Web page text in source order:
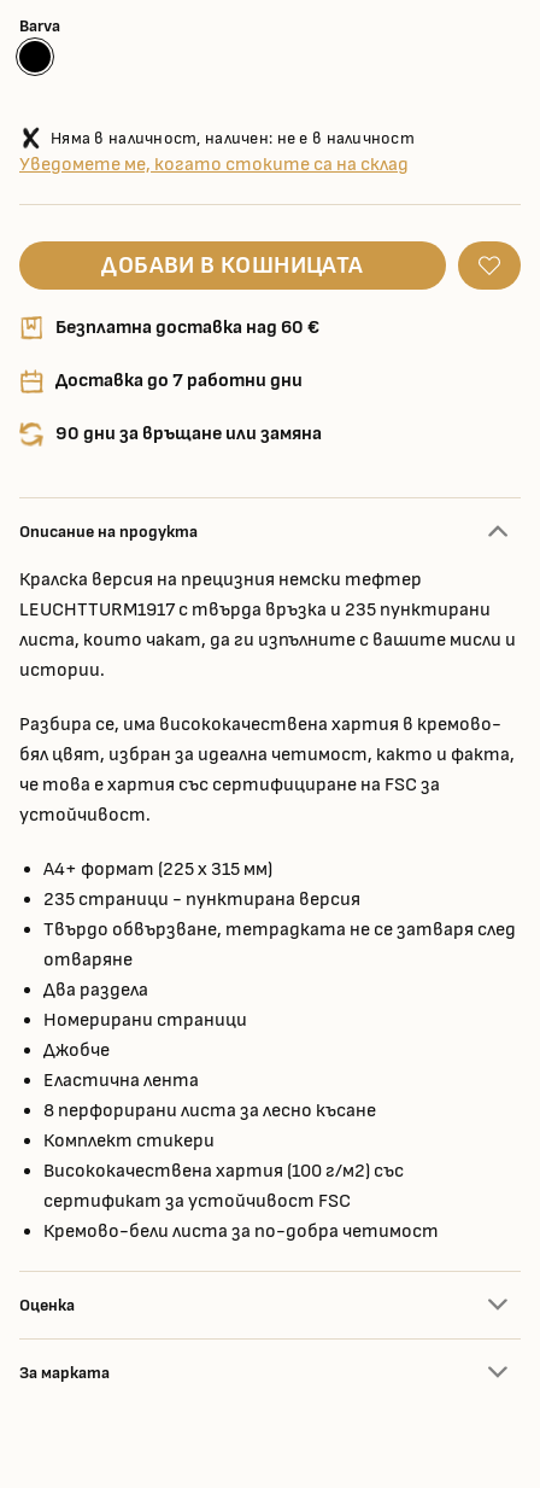
Barva
Няма в наличност, наличен: не е в наличност
Уведомете ме, когато стоките са на склад
ДОБАВИ В КОШНИЦАТА
Безплатна доставка над 60 €
Доставка до 7 работни дни
90 дни за връщане или замяна
Описание на продукта
Кралска версия на прецизния немски тефтер
LEUCHTTURM1917 с твърда връзка и 235 пунктирани
листа, които чакат, да ги изпълните с вашите мисли и
истории.
Разбира се, има висококачествена хартия в кремово-
бял цвят, избран за идеална четимост, както и факта,
че това е хартия със сертифициране на FSC за
устойчивост.
А4+ формат (225 x 315 мм)
235 страници - пунктирана версия
Твърдо обвързване, тетрадката не се затваря след
отваряне
Два раздела
Номерирани страници
Джобче
Еластична лента
8 перфорирани листа за лесно късане
Комплект стикери
Висококачествена хартия (100 г/м2) със
сертификат за устойчивост FSC
Кремово-бели листа за по-добра четимост
Оценка
За марката